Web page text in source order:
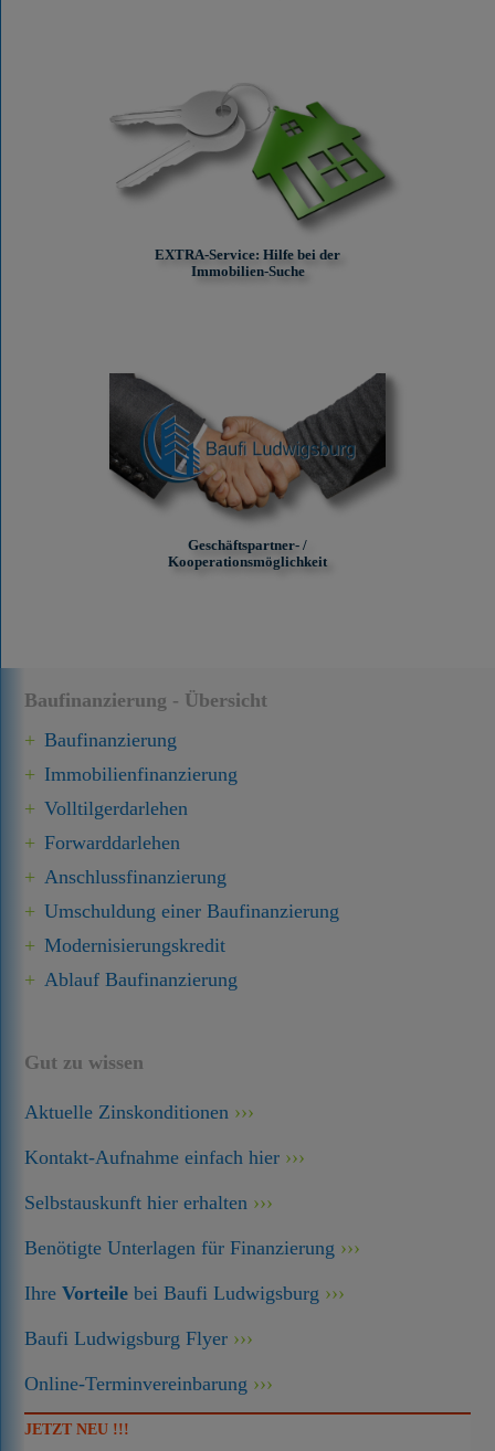
Baufinanzierung - Übersicht
Baufinanzierung
Immobilien­finanzierung
Volltilgerdarlehen
Forward­darlehen
Anschluss­finanzierung
Umschuldung einer Baufinanzierung
Modernisierungskredit
Ablauf Baufinanzierung
Gut zu wissen
Aktuelle Zinskonditionen
Kontakt-Aufnahme einfach hier
Selbstauskunft hier erhalten
Benötigte Unterlagen für Finanzierung
IhreVorteile bei Baufi Ludwigsburg
Baufi Ludwigsburg Flyer
Online-Terminvereinbarung
JETZT NEU !!!
EXTRA-Service: Hilfe bei der
Immobilien-Suche
Geschäftspartner- /
Kooperationsmöglichkeit